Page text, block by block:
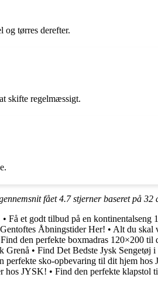
og tørres derefter.
skifte regelmæssigt.
fået4.7stjerner baseret på 32
• Få et godt tilbud på en kontinentalseng
Åbningstider Her! • Alt du skal
Find den perfekte boxmadras 120×200 til
Grenå • Find Det Bedste Jysk Sengetøj
perfekte sko-opbevaring til dit hjem hos
hos JYSK! • Find den perfekte klapstol